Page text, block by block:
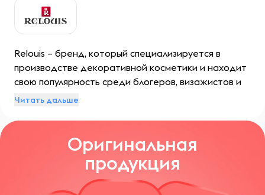
Relouis – бренд, который специализируется в
производстве декоративной косметики и находит
свою популярность среди блогеров, визажистов и
множества довольных девушек благодаря своему
этого бренда создается с соблюдением
международных стандартов GMP и не
подвергается испытаниям на животных.
Читать дальше
Оригинальная
продукция